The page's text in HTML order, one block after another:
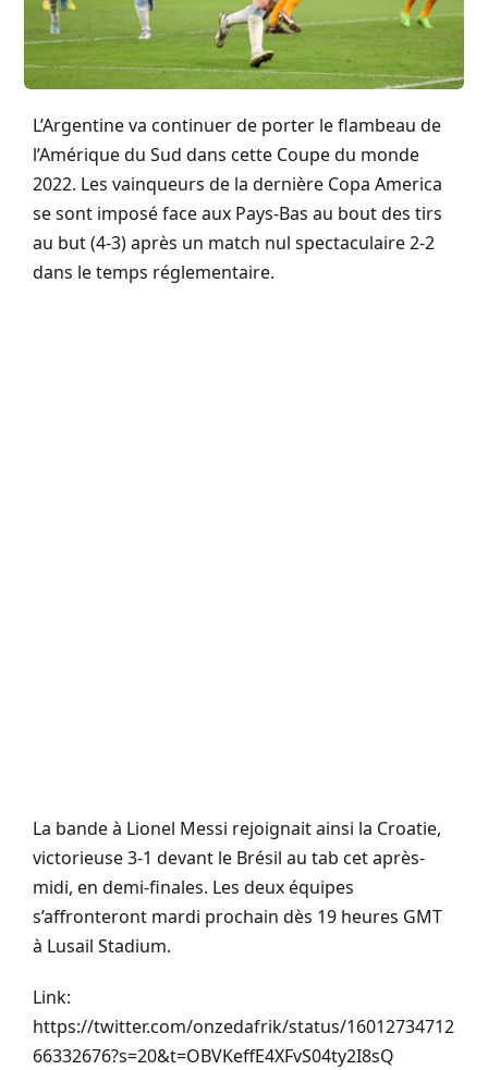
L’Argentine va continuer de porter le flambeau de
l’Amérique du Sud dans cette Coupe du monde
2022. Les vainqueurs de la dernière Copa America
se sont imposé face aux Pays-Bas au bout des tirs
au but (4-3) après un match nul spectaculaire 2-2
dans le temps réglementaire.
La bande à Lionel Messi rejoignait ainsi la Croatie,
victorieuse 3-1 devant le Brésil au tab cet après-
midi, en demi-finales. Les deux équipes
s’affronteront mardi prochain dès 19 heures GMT
à Lusail Stadium.
Link:
https://twitter.com/onzedafrik/status/16012734712
66332676?s=20&t=OBVKeffE4XFvS04ty2I8sQ